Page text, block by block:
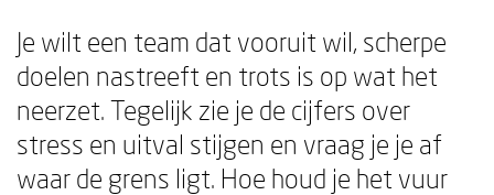
Je wilt een team dat vooruit wil, scherpe
doelen nastreeft en trots is op wat het
neerzet. Tegelijk zie je de cijfers over
stress en uitval stijgen en vraag je je af
waar de grens ligt. Hoe houd je het vuur